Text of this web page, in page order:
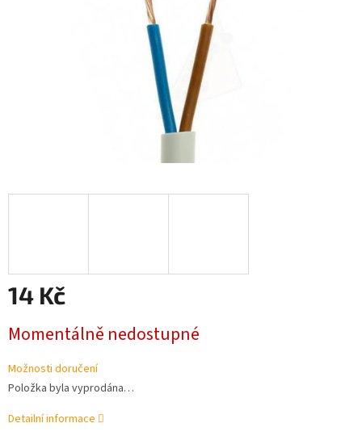
14 Kč
cena:
Momentálně nedostupné
Možnosti doručení
Položka byla vyprodána…
Detailní informace